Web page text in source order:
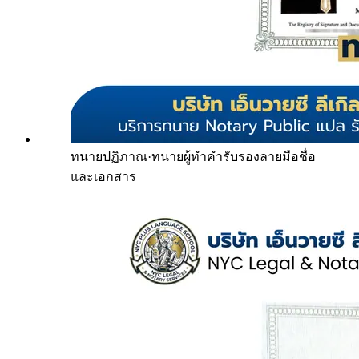
ทนายปฏิภาณ·ทนายผู้ทำคำรับรองลายมือชื่อ
และเอกสาร